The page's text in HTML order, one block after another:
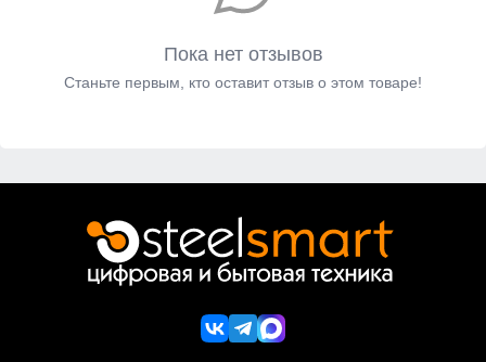
Пока нет отзывов
Станьте первым, кто оставит отзыв о этом товаре!